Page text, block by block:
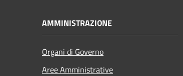
AMMINISTRAZIONE
Organi di Governo
Aree Amministrative